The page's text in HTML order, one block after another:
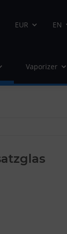
EUR EN
Vaporizer